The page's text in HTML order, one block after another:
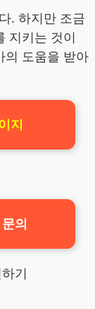
. 하지만 조금
지키는 것이
의 도움을 받아
지
의
기